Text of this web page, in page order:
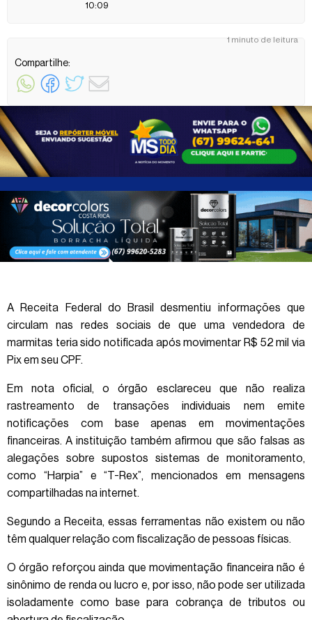
1 minuto de leitura
10:09
Compartilhe:
A Receita Federal do Brasil desmentiu informações que
circulam nas redes sociais de que uma vendedora de
marmitas teria sido notificada após movimentar R$ 52 mil via
Pix em seu CPF.
Em nota oficial, o órgão esclareceu que não realiza
rastreamento de transações individuais nem emite
notificações com base apenas em movimentações
financeiras. A instituição também afirmou que são falsas as
alegações sobre supostos sistemas de monitoramento,
como “Harpia” e “T-Rex”, mencionados em mensagens
compartilhadas na internet.
Segundo a Receita, essas ferramentas não existem ou não
têm qualquer relação com fiscalização de pessoas físicas.
O órgão reforçou ainda que movimentação financeira não é
sinônimo de renda ou lucro e, por isso, não pode ser utilizada
isoladamente como base para cobrança de tributos ou